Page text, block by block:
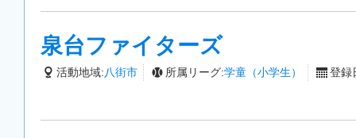
泉台ファイターズ
活動地域:八街市 所属リーグ:学童（小学生） 登録